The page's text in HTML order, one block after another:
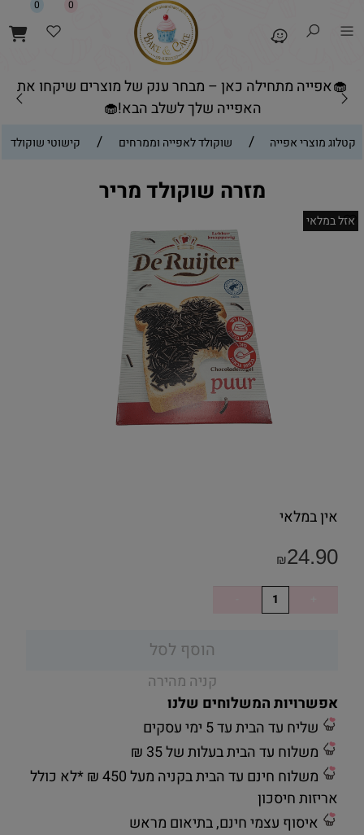
🧁אפייה מתחילה כאן – מבחר ענק של מוצרים שיקחו את
האפייה שלך לשלב הבא!🧁
0 0
קטלוג מוצרי אפייה / שוקולד לאפייה וממרחים / קישוטי שוקולד
מזרה שוקולד מריר
אזל במלאי
אין במלאי
₪24.90
הוסף לסל
קניה מהירה
אפשרויות המשלוחים שלנו
שליח עד הבית עד 5 ימי עסקים
משלוח עד הבית בעלות של 35 ₪
משלוח חינם עד הבית בקניה מעל 450 ₪ *לא כולל
אריזות חיסכון
איסוף עצמי חינם, בתיאום מראש